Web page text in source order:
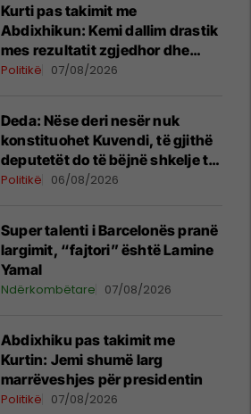
Kurti pas takimit me
Abdixhikun: Kemi dallim drastik
mes rezultatit zgjedhor dhe
kërkesave të LDK-së
Politikë 07/08/2026
Deda: Nëse deri nesër nuk
konstituohet Kuvendi, të gjithë
deputetët do të bëjnë shkelje të
rëndë kushtetuese
Politikë 06/08/2026
Super talenti i Barcelonës pranë
largimit, “fajtori” është Lamine
Yamal
Ndërkombëtare 07/08/2026
Abdixhiku pas takimit me
Kurtin: Jemi shumë larg
marrëveshjes për presidentin
Politikë 07/08/2026